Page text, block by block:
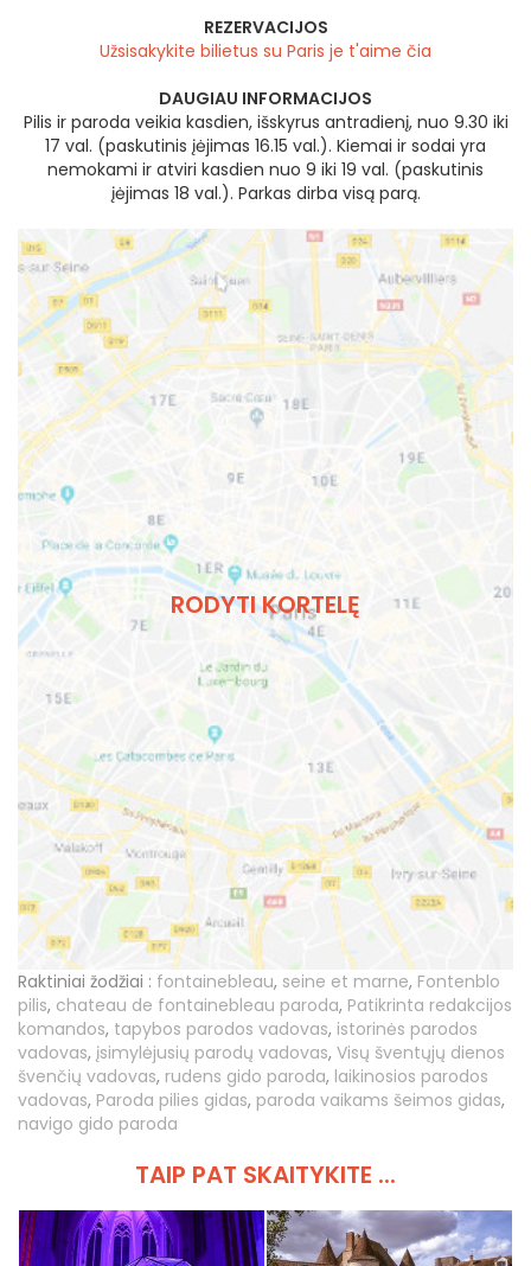
REZERVACIJOS
Užsisakykite bilietus su Paris je t'aime čia
DAUGIAU INFORMACIJOS
Pilis ir paroda veikia kasdien, išskyrus antradienį, nuo 9.30 iki
17 val. (paskutinis įėjimas 16.15 val.). Kiemai ir sodai yra
nemokami ir atviri kasdien nuo 9 iki 19 val. (paskutinis
įėjimas 18 val.). Parkas dirba visą parą.
RODYTI KORTELĘ
Raktiniai žodžiai : fontainebleau, seine et marne, Fontenblo
pilis, chateau de fontainebleau paroda, Patikrinta redakcijos
komandos, tapybos parodos vadovas, istorinės parodos
vadovas, įsimylėjusių parodų vadovas, Visų šventųjų dienos
švenčių vadovas, rudens gido paroda, laikinosios parodos
vadovas, Paroda pilies gidas, paroda vaikams šeimos gidas,
navigo gido paroda
TAIP PAT SKAITYKITE ...